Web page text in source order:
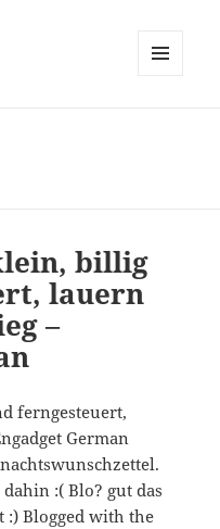
billig
lauern
–
ferngesteuert,
German
:( Blo? gut das
:) Blogged with the